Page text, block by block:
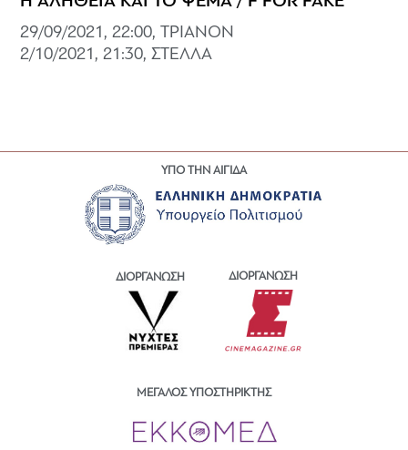
29/09/2021, 22:00, ΤΡΙΑΝΟΝ
2/10/2021, 21:30, ΣΤΕΛΛΑ
ΥΠΟ ΤΗΝ ΑΙΓΙΔΑ
ΔΙΟΡΓΑΝΩΣΗ ΔΙΟΡΓΑΝΩΣΗ
ΜΕΓΑΛΟΣ ΥΠΟΣΤΗΡΙΚΤΗΣ